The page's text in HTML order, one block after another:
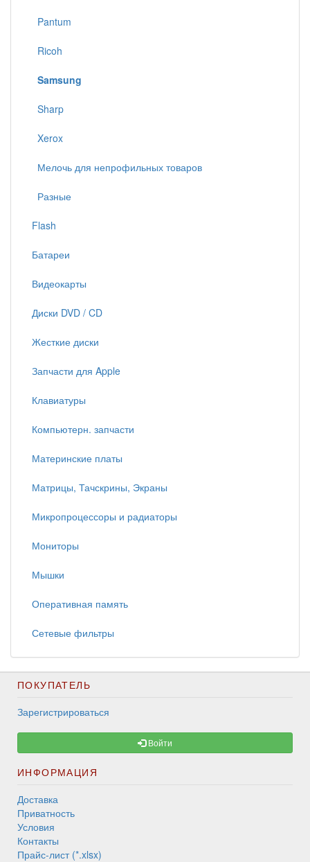
Pantum
Ricoh
Samsung
Sharp
Xerox
Мелочь для непрофильных товаров
Разные
Flash
Батареи
Видеокарты
Диски DVD / CD
Жесткие диски
Запчасти для Apple
Клавиатуры
Компьютерн. запчасти
Материнские платы
Матрицы, Тачскрины, Экраны
Микропроцессоры и радиаторы
Мониторы
Мышки
Оперативная память
Сетевые фильтры
ПОКУПАТЕЛЬ
Зарегистрироваться
Войти
ИНФОРМАЦИЯ
Доставка
Приватность
Условия
Контакты
Прайс-лист (*.xlsx)